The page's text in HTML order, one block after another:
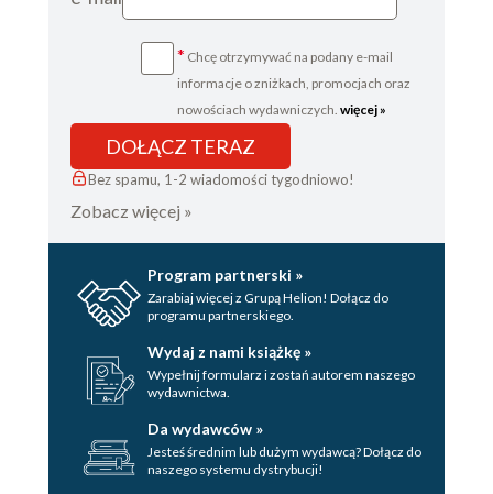
38.
39.
42.
44.
46.
* Chcę otrzymywać na podany e-mail
informacje o zniżkach, promocjach oraz
nowościach wydawniczych. więcej »
DOŁĄCZ TERAZ
Bez spamu, 1-2 wiadomości tygodniowo!
Zobacz więcej »
Program partnerski »
Zarabiaj więcej z Grupą Helion! Dołącz do
programu partnerskiego.
Wydaj z nami książkę »
Wypełnij formularz i zostań autorem naszego
wydawnictwa.
Da wydawców »
Jesteś średnim lub dużym wydawcą? Dołącz do
naszego systemu dystrybucji!